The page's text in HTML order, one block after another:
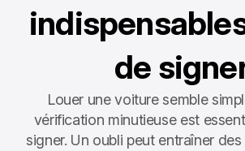
de
Louer une voiture semble
vérification minutieuse est
signer. Un oubli peut entraîner